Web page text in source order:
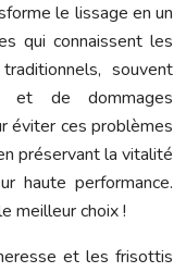
le lissage en un
qui connaissent les
souvent
et de dommages
éviter ces problèmes
préservant la vitalité
haute performance.
meilleur choix !
et les frisottis